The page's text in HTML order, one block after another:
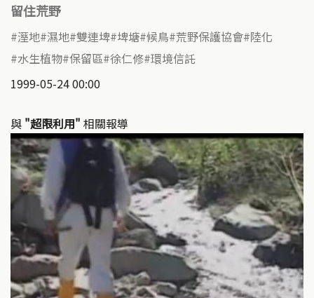
留住荒野
溼地 濕地 雙連埤 埤塘 候鳥 荒野保護協會 陸化
水生植物 保留區 徐仁修 環境信託
1999-05-24 00:00
與 "超限利用" 相關報導